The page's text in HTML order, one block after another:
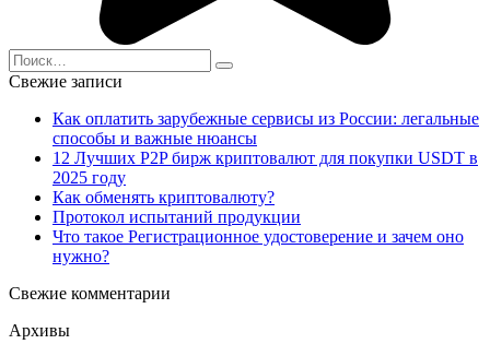
Search
for:
Свежие записи
Как оплатить зарубежные сервисы из России: легальные
способы и важные нюансы
12 Лучших P2P бирж криптовалют для покупки USDT в
2025 году
Как обменять криптовалюту?
Протокол испытаний продукции
Что такое Регистрационное удостоверение и зачем оно
нужно?
Свежие комментарии
Архивы